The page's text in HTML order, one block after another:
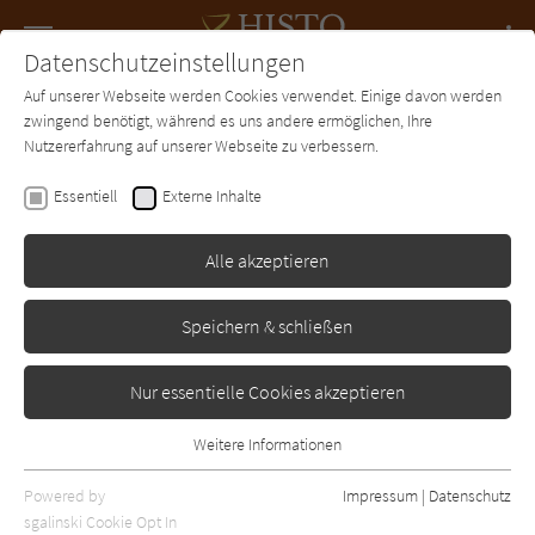
SUCHE Forum Charts Newsletter
Eliot Pattison
Das Ritual
Erschienen: Januar 2008
5
Datenschutzeinstellungen
Auf unserer Webseite werden Cookies verwendet. Einige davon werden
zwingend benötigt, während es uns andere ermöglichen, Ihre
Nutzererfahrung auf unserer Webseite zu verbessern.
Essentiell Externe Inhalte
Alle akzeptieren
Speichern & schließen
Nur essentielle Cookies akzeptieren
Essentielle Cookies werden für grundlegende Funktionen der
Webseite benötigt. Dadurch ist gewährleistet, dass die Webseite
Weitere Informationen
Powered by
sgalinski Cookie Opt In
Impressum | Datenschutz